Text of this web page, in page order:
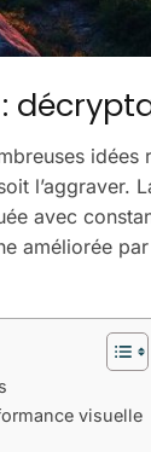
l’aggraver.
avec
améliorée
visuelle